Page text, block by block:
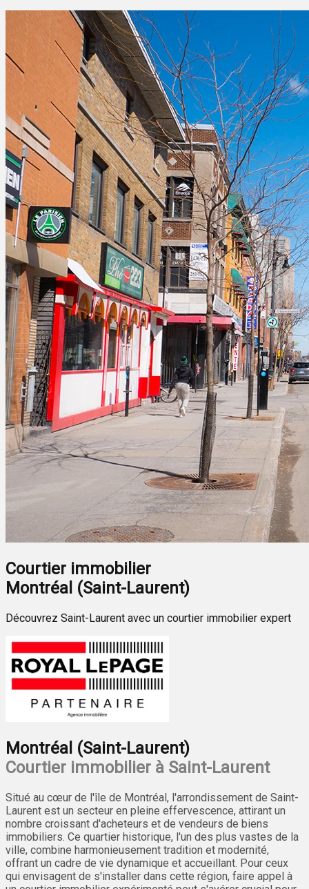
Courtier immobilier
Montréal (Saint-Laurent)
Découvrez Saint-Laurent avec un courtier immobilier expert
Montréal (Saint-Laurent)
Courtier immobilier à Saint-Laurent
Situé au cœur de l'île de Montréal, l'arrondissement de Saint-
Laurent est un secteur en pleine effervescence, attirant un
nombre croissant d'acheteurs et de vendeurs de biens
immobiliers. Ce quartier historique, l'un des plus vastes de la
ville, combine harmonieusement tradition et modernité,
offrant un cadre de vie dynamique et accueillant. Pour ceux
qui envisagent de s'installer dans cette région, faire appel à